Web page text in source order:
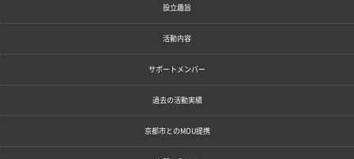
設立趣旨
活動内容
サポートメンバー
過去の活動実績
京都市とのMOU提携